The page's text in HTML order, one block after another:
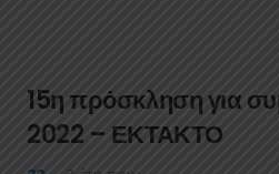
15η πρόσκληση για
2022 – ΕΚΤΑΚΤΟ